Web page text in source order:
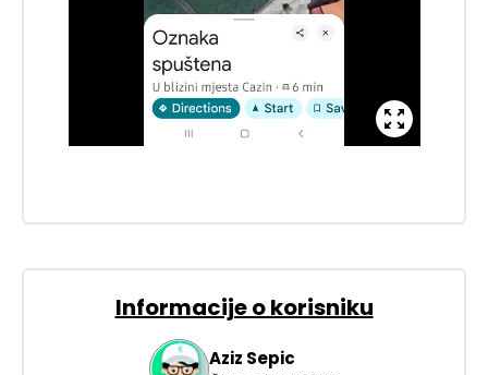
Informacije o korisniku
Aziz Sepic